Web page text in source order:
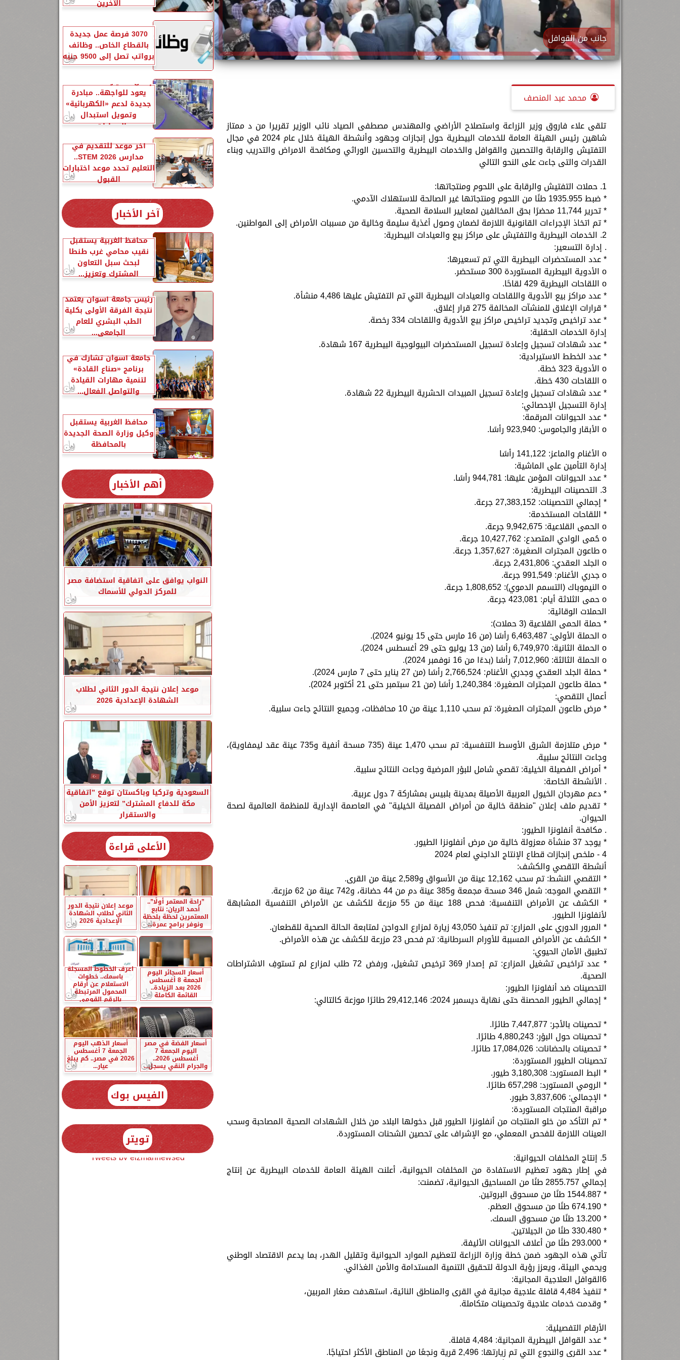
جانب من القوافل
محمد عبد المنصف
تلقى علاء فاروق وزير الزراعة واستصلاح الأراضي والمهندس مصطفى الصياد نائب الوزير تقريرا من د ممتاز
شاهين رئيس الهيئة العامة للخدمات البيطرية حول إنجازات وجهود وأنشطة الهيئة خلال عام 2024 في مجال
التفتيش والرقابة والتحصين والقوافل والخدمات البيطرية والتحسين الوراثي ومكافحة الامراض والتدريب وبناء
القدرات والتى جاءت على النحو التالي
1. حملات التفتيش والرقابة على اللحوم ومنتجاتها:
* ضبط 1935.955 طنًا من اللحوم ومنتجاتها غير الصالحة للاستهلاك الآدمي.
* تحرير 11,744 محضرًا بحق المخالفين لمعايير السلامة الصحية.
* تم اتخاذ الإجراءات القانونية اللازمة لضمان وصول أغذية سليمة وخالية من مسببات الأمراض إلى المواطنين.
2. الخدمات البيطرية والتفتيش على مراكز بيع والعيادات البيطرية:
. إدارة التسعير:
* عدد المستحضرات البيطرية التي تم تسعيرها:
o الأدوية البيطرية المستوردة 300 مستحضر.
o اللقاحات البيطرية 429 لقاحًا.
* عدد مراكز بيع الأدوية واللقاحات والعيادات البيطرية التي تم التفتيش عليها 4,486 منشأة.
* قرارات الإغلاق للمنشآت المخالفة 275 قرار إغلاق.
* عدد تراخيص وتجديد تراخيص مراكز بيع الأدوية واللقاحات 334 رخصة.
إدارة الخدمات الحقلية:
* عدد شهادات تسجيل وإعادة تسجيل المستحضرات البيولوجية البيطرية 167 شهادة.
* عدد الخطط الاستيرادية:
o الأدوية 323 خطة.
o اللقاحات 430 خطة.
* عدد شهادات تسجيل وإعادة تسجيل المبيدات الحشرية البيطرية 22 شهادة.
إدارة التسجيل الإحصائي:
* عدد الحيوانات المرقمة:
o الأبقار والجاموس: 923,940 رأسًا.
o الأغنام والماعز: 141,122 رأسًا
إدارة التأمين على الماشية:
* عدد الحيوانات المؤمن عليها: 944,781 رأسًا.
3. التحصينات البيطرية:
* إجمالي التحصينات: 27,383,152 جرعة.
* اللقاحات المستخدمة:
o الحمى القلاعية: 9,942,675 جرعة.
o حُمى الوادي المتصدع: 10,427,762 جرعة.
o طاعون المجترات الصغيرة: 1,357,627 جرعة.
o الجلد العقدي: 2,431,806 جرعة.
o جدري الأغنام: 991,549 جرعة.
o النيموباك (التسمم الدموي): 1,808,652 جرعة.
o حمى الثلاثة أيام: 423,081 جرعة.
الحملات الوقائية:
* حملة الحمى القلاعية (3 حملات):
o الحملة الأولى: 6,463,487 رأسًا (من 16 مارس حتى 15 يونيو 2024).
o الحملة الثانية: 6,749,970 رأسًا (من 13 يوليو حتى 29 أغسطس 2024).
o الحملة الثالثة: 7,012,960 رأسًا (بدءًا من 16 نوفمبر 2024).
* حملة الجلد العقدي وجدري الأغنام: 2,766,524 رأسًا (من 27 يناير حتى 7 مارس 2024).
* حملة طاعون المجترات الصغيرة: 1,240,384 رأسًا (من 21 سبتمبر حتى 21 أكتوبر 2024).
أعمال التقصي:
* مرض طاعون المجترات الصغيرة: تم سحب 1,110 عينة من 10 محافظات، وجميع النتائج جاءت سلبية.
* مرض متلازمة الشرق الأوسط التنفسية: تم سحب 1,470 عينة (735 مسحة أنفية و735 عينة عقد ليمفاوية)،
وجاءت النتائج سلبية.
* أمراض الفصيلة الخيلية: تقصي شامل للبؤر المرضية وجاءت النتائج سلبية.
. الأنشطة الخاصة:
* دعم مهرجان الخيول العربية الأصيلة بمدينة بلبيس بمشاركة 7 دول عربية.
* تقديم ملف إعلان "منطقة خالية من أمراض الفصيلة الخيلية" في العاصمة الإدارية للمنظمة العالمية لصحة
الحيوان.
. مكافحة أنفلونزا الطيور:
* يوجد 37 منشأة معزولة خالية من مرض أنفلونزا الطيور.
4 - ملخص إنجازات قطاع الإنتاج الداجني لعام 2024
أنشطة التقصي والكشف:
* التقصي النشط: تم سحب 12,162 عينة من الأسواق و2,589 عينة من القرى.
* التقصي الموجه: شمل 346 مسحة مجمعة و385 عينة دم من 44 حضانة، و742 عينة من 62 مزرعة.
* الكشف عن الأمراض التنفسية: فحص 188 عينة من 55 مزرعة للكشف عن الأمراض التنفسية المشابهة
لأنفلونزا الطيور.
* المرور الدوري على المزارع: تم تنفيذ 43,050 زيارة لمزارع الدواجن لمتابعة الحالة الصحية للقطعان.
* الكشف عن الأمراض المسببة للأورام السرطانية: تم فحص 23 مزرعة للكشف عن هذه الأمراض.
تطبيق الأمان الحيوي:
* عدد تراخيص تشغيل المزارع: تم إصدار 369 ترخيص تشغيل، ورفض 72 طلب لمزارع لم تستوفِ الاشتراطات
الصحية.
التحصينات ضد أنفلونزا الطيور:
* إجمالي الطيور المحصنة حتى نهاية ديسمبر 2024: 29,412,146 طائرًا موزعة كالتالي:
* تحصينات بالأجر: 7,447,877 طائرًا.
* تحصينات حول البؤر: 4,880,243 طائرًا.
* تحصينات بالحضانات: 17,084,026 طائرًا.
تحصينات الطيور المستوردة:
* البط المستورد: 3,180,308 طيور.
* الرومي المستورد: 657,298 طائرًا.
* الإجمالي: 3,837,606 طيور.
مراقبة المنتجات المستوردة:
* تم التأكد من خلو المنتجات من أنفلونزا الطيور قبل دخولها البلاد من خلال الشهادات الصحية المصاحبة وسحب
العينات اللازمة للفحص المعملي، مع الإشراف على تحصين الشحنات المستوردة.
5. إنتاج المخلفات الحيوانية:
في إطار جهود تعظيم الاستفادة من المخلفات الحيوانية، أعلنت الهيئة العامة للخدمات البيطرية عن إنتاج
إجمالي 2855.757 طنًا من المساحيق الحيوانية، تضمنت:
* 1544.887 طنًا من مسحوق البروتين.
* 674.190 طنًا من مسحوق العظم.
* 13.200 طنًا من مسحوق السمك.
* 330.480 طنًا من الجيلاتين.
* 293.000 طنًا من أعلاف الحيوانات الأليفة.
تأتي هذه الجهود ضمن خطة وزارة الزراعة لتعظيم الموارد الحيوانية وتقليل الهدر، بما يدعم الاقتصاد الوطني
ويحمي البيئة، ويعزز رؤية الدولة لتحقيق التنمية المستدامة والأمن الغذائي.
6القوافل العلاجية المجانية:
* تنفيذ 4,484 قافلة علاجية مجانية في القرى والمناطق النائية، استهدفت صغار المربين،
* وقدمت خدمات علاجية وتحصينات متكاملة.
الأرقام التفصيلية:
* عدد القوافل البيطرية المجانية: 4,484 قافلة.
* عدد القرى والنجوع التي تم زيارتها: 2,496 قرية ونجعًا من المناطق الأكثر احتياجًا.
الآخرين
3070 فرصة عمل جديدة
بالقطاع الخاص.. وظائف
برواتب تصل إلى 9500 جنيه
إحلال السيارات المتهالكة
يعود للواجهة.. مبادرة
جديدة لدعم «الكهربائية»
وتمويل استبدال
السيارات...
آخر موعد للتقديم في
مدارس STEM 2026..
التعليم تحدد موعد اختبارات
القبول
آخر الأخبار
محافظ الغربية يستقبل
نقيب محامي غرب طنطا
لبحث سبل التعاون
المشترك وتعزيز...
رئيس جامعة أسوان يعتمد
نتيجة الفرقة الأولى بكلية
الطب البشري للعام
الجامعي...
جامعة أسوان تشارك في
برنامج «صناع القادة»
لتنمية مهارات القيادة
والتواصل الفعال...
محافظ الغربية يستقبل
وكيل وزارة الصحة الجديدة
بالمحافظة
أهم الأخبار
النواب يوافق على اتفاقية استضافة مصر
للمركز الدولي للأسماك
موعد إعلان نتيجة الدور الثاني لطلاب
الشهادة الإعدادية 2026
السعودية وتركيا وباكستان توقع ”اتفاقية
مكة للدفاع المشترك” لتعزيز الأمن
والاستقرار
الأعلى قراءة
”راحة المعتمر أولًا”..
أحمد الريان: نتابع
المعتمرين لحظة بلحظة
ونوفر برامج عمرة...
موعد إعلان نتيجة الدور
الثاني لطلاب الشهادة
الإعدادية 2026
أسعار السجائر اليوم
الجمعة 8 أغسطس
2026 بعد الزيادة..
القائمة الكاملة
اعرف الخطوط المسجلة
باسمك.. خطوات
الاستعلام عن أرقام
المحمول المرتبطة
بالرقم القومي
أسعار الفضة في مصر
اليوم الجمعة 7
أغسطس 2026..
والجرام النقي يسجل...
أسعار الذهب اليوم
الجمعة 7 أغسطس
2026 في مصر.. كم يبلغ
عيار...
الفيس بوك
تويتر
Tweets by elzmannewseg